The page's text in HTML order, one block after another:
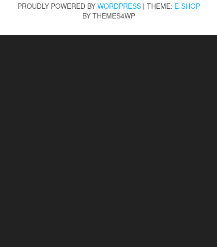
PROUDLY POWERED BY WORDPRESS | THEME: E-SHOP
BY THEMES4WP